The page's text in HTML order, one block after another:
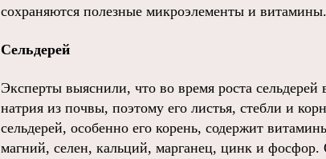
сохраняются полезные микроэлементы и витамины.
Сельдерей
Эксперты выяснили, что во время роста сельдерей
натрия из почвы, поэтому его листья, стебли и
сельдерей, особенно его корень, содержит
магний, селен, кальций, марганец, цинк и